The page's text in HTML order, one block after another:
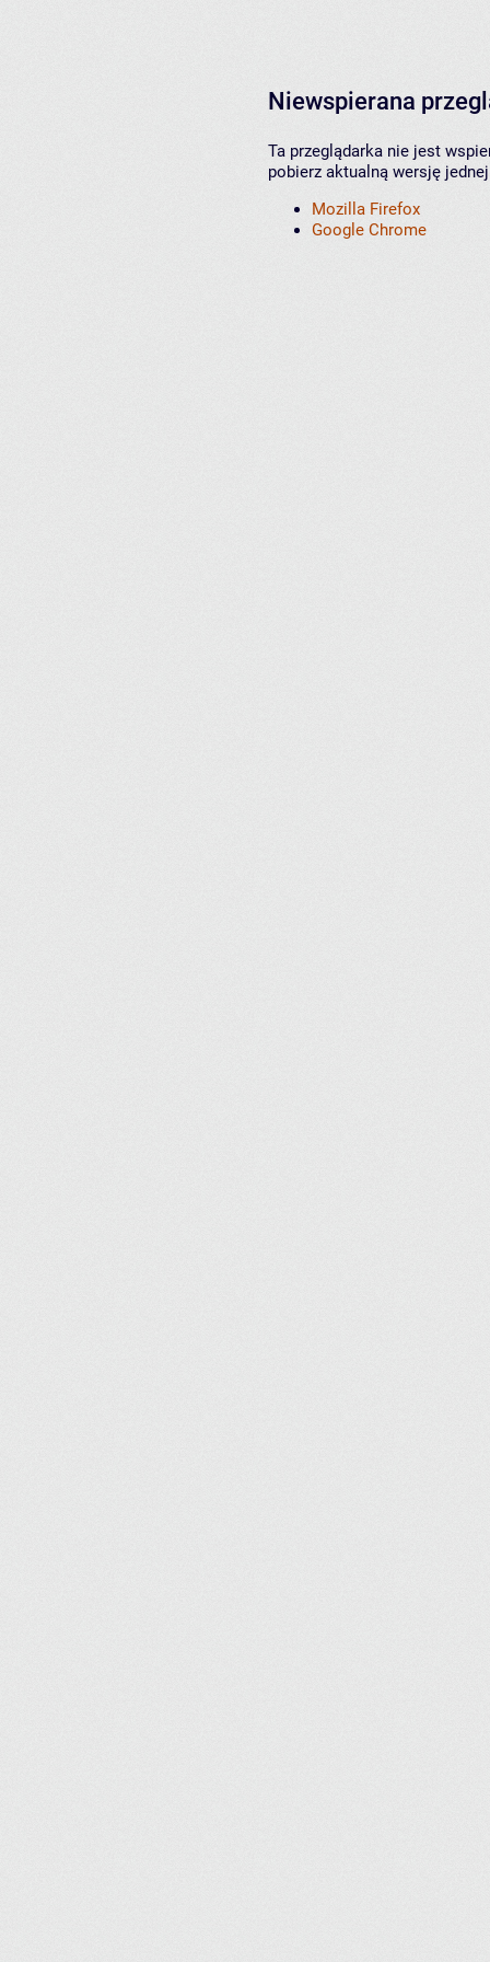
Niewspierana
Ta przeglądarka nie jest
pobierz aktualną wersję
Mozilla Firefox
Google Chrome